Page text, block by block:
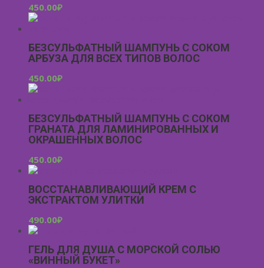
450.00₽
БЕЗСУЛЬФАТНЫЙ ШАМПУНЬ С СОКОМ
АРБУЗА ДЛЯ ВСЕХ ТИПОВ ВОЛОС
450.00₽
БЕЗСУЛЬФАТНЫЙ ШАМПУНЬ С СОКОМ
ГРАНАТА ДЛЯ ЛАМИНИРОВАННЫХ И
ОКРАШЕННЫХ ВОЛОС
450.00₽
ВОССТАНАВЛИВАЮЩИЙ КРЕМ С
ЭКСТРАКТОМ УЛИТКИ
490.00₽
ГЕЛЬ ДЛЯ ДУША С МОРСКОЙ СОЛЬЮ
«ВИННЫЙ БУКЕТ»